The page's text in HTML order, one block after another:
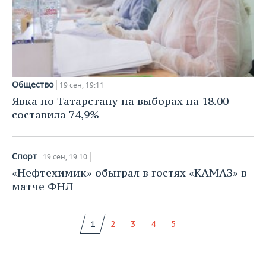
Общество 19 сен, 19:11
Явка по Татарстану на выборах на 18.00
составила 74,9%
Спорт 19 сен, 19:10
«Нефтехимик» обыграл в гостях «КАМАЗ» в
матче ФНЛ
1 2 3 4 5